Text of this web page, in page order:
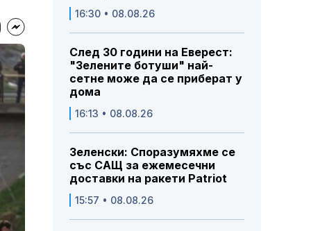
16:30 • 08.08.26
След 30 години на Еверест:
"Зелените ботуши" най-
сетне може да се приберат у
дома
16:13 • 08.08.26
Зеленски: Споразумяхме се
със САЩ за ежемесечни
доставки на ракети Patriot
15:57 • 08.08.26